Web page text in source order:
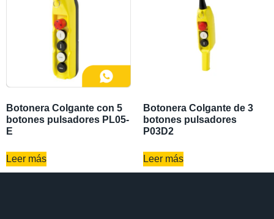
Botonera Colgante con 5
botones pulsadores PL05-
E
Leer más
Botonera Colgante de 3
botones pulsadores
P03D2
Leer más